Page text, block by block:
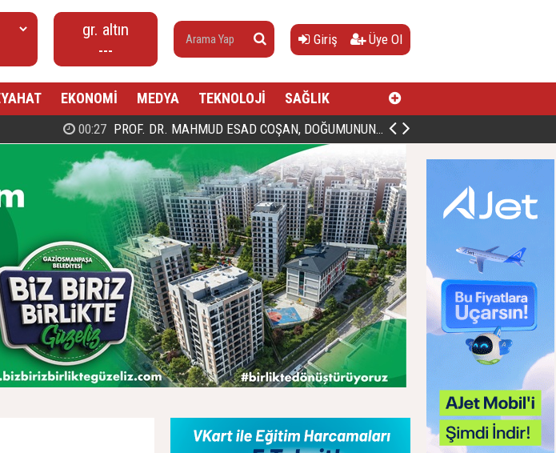
gr. altın
---
Giriş Üye Ol
EKONOMİ MEDYA TEKNOLOJİ SAĞLIK
00:27 PROF. DR. MAHMUD ESAD COŞAN, DOĞUMUNUN HİCRÎ 91. YILINDA ELAZIĞ'DA YÂD EDİLECEK